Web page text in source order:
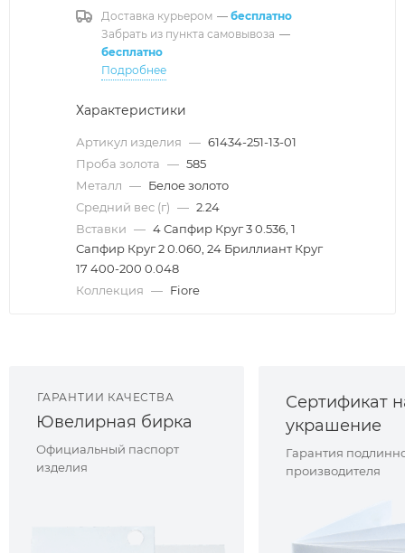
Доставка курьером — бесплатно
Забрать из пункта самовывоза —
бесплатно
Подробнее
Характеристики
Артикул изделия — 61434-251-13-01
Проба золота — 585
Металл — Белое золото
Средний вес (г) — 2.24
Вставки — 4 Сапфир Круг 3 0.536, 1
Сапфир Круг 2 0.060, 24 Бриллиант Круг
17 400-200 0.048
Коллекция — Fiore
ГАРАНТИИ КАЧЕСТВА
Ювелирная бирка
Официальный паспорт
изделия
Сертификат
украшение
Гарантия
производителя